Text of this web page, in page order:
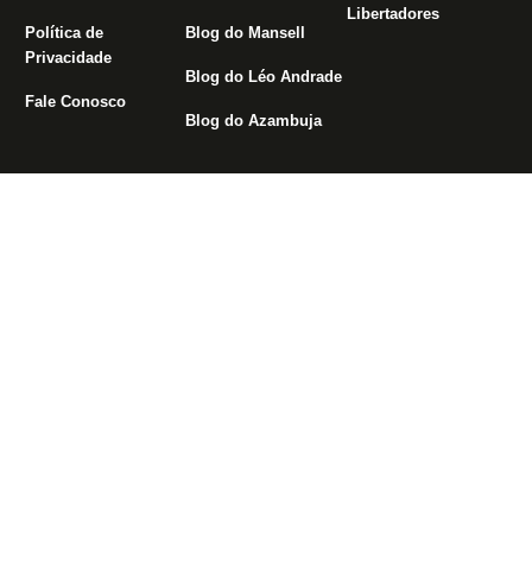
Política de
Privacidade
Fale Conosco
Blog do Mansell
Blog do Léo Andrade
Blog do Azambuja
Libertadores